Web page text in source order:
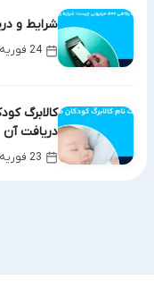
شرایط و دریافت
24 فوریه 2026
کالابرگ
دریافت آن
23 فوریه 2026